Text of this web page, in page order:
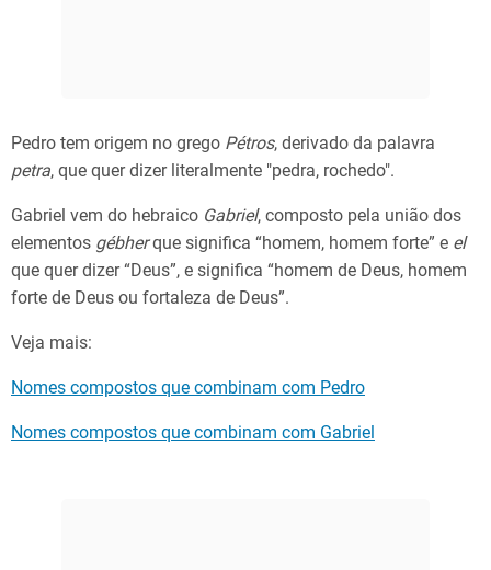
Pedro tem origem no grego Pétros, derivado da palavra
petra, que quer dizer literalmente "pedra, rochedo".
Gabriel vem do hebraico Gabriel, composto pela união dos
elementos gébherque significa “homem, homem forte” e el
que quer dizer “Deus”, e significa “homem de Deus, homem
forte de Deus ou fortaleza de Deus”.
Veja mais:
Nomes compostos que combinam com Pedro
Nomes compostos que combinam com Gabriel